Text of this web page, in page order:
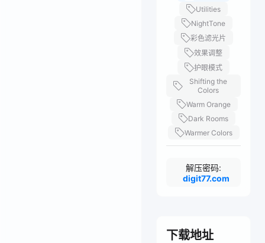
Utilities
NightTone
彩色滤光片
效果调整
护眼模式
Shifting the
Colors
Warm Orange
Dark Rooms
Warmer Colors
解压密码:
digit77.com
下载地址